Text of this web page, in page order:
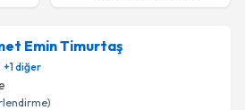
Emin Timurtaş
+1diğer